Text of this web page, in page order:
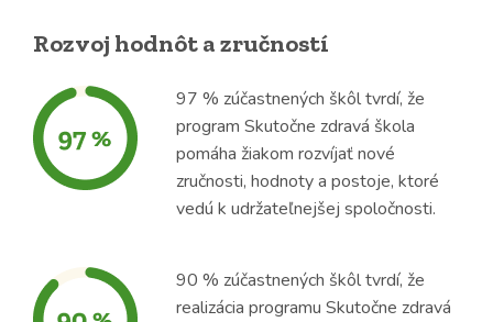
Rozvoj hodnôt a zručností
97 % zúčastnených škôl tvrdí, že
program Skutočne zdravá škola
pomáha žiakom rozvíjať nové
zručnosti, hodnoty a postoje, ktoré
vedú k udržateľnejšej spoločnosti.
90 % zúčastnených škôl tvrdí, že
realizácia programu Skutočne zdravá